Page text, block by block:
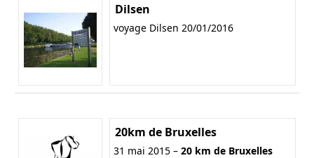
Dilsen
voyage Dilsen 20/01/2016
20km de Bruxelles
31 mai 2015 – 20 km de Bruxelles